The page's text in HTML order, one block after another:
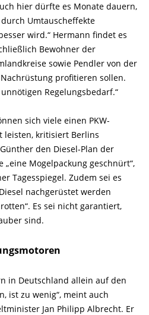
hier dürfte es Monate dauern,
Umtauscheffekte
wird.“ Hermann findet es
Bewohner der
sowie Pendler von der
profitieren sollen.
Regelungsbedarf.“
sich viele einen PKW-
leisten, kritisiert Berlins
den Diesel-Plan der
„eine Mogelpackung geschnürt“,
Tagesspiegel. Zudem sei es
nachgerüstet werden
Es sei nicht garantiert,
sind.
in Deutschland allein auf den
ist zu wenig“, meint auch
Jan Philipp Albrecht. Er